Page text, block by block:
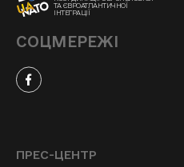
ТА ЄВРОАТЛАНТИЧНОЇ
ІНТЕГРАЦІЇ
СОЦМЕРЕЖІ
ПРЕС-ЦЕНТР